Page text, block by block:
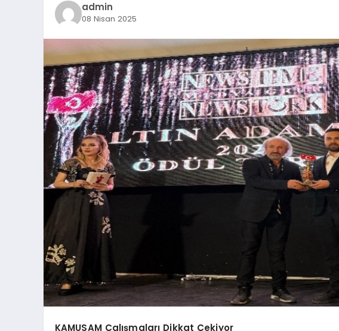
admin
08 Nisan 2025
KAMUSAM Çalışmaları Dikkat Çekiyor